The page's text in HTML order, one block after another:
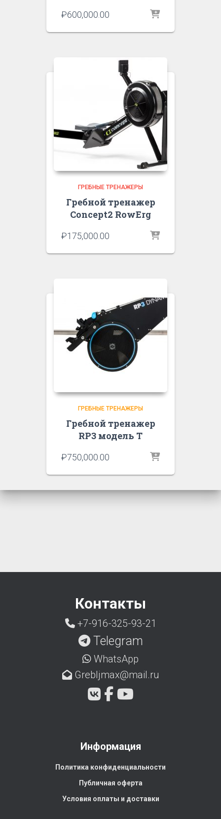
₽600,000.00
ГРЕБНЫЕ ТРЕНАЖЕРЫ
Гребной тренажер
Concept2 RowErg
₽175,000.00
ГРЕБНЫЕ ТРЕНАЖЕРЫ
Гребной тренажер
RP3 модель T
₽750,000.00
Контакты
+7-916-325-93-21
Telegram
WhatsApp
Grebljmax@mail.ru
Информация
Политика конфиденциальности
Публичная оферта
Условия оплаты и доставки